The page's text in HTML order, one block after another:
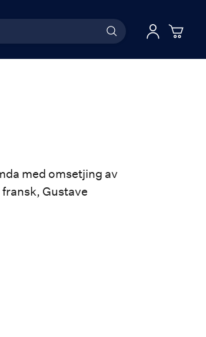
Logg
med omsetjing av
Gustave